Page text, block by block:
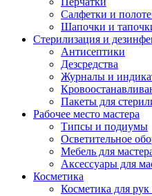
Салфетки и
Шапочки и
Стерилизация и
Антисептики
Дезсредства
Журналы и
Пакеты для
Рабочее место мастера
Типсы и подиумы
Осветительное
Мебель для
Аксессуары для
Косметика
Косметика для